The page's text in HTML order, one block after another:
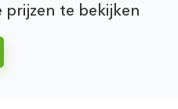
prijzen te bekijken